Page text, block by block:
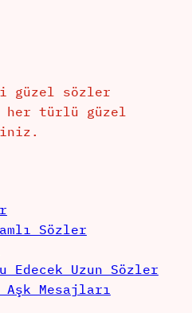
güzel sözler
her türlü güzel
Sözler
Uzun Sözler
Mesajları